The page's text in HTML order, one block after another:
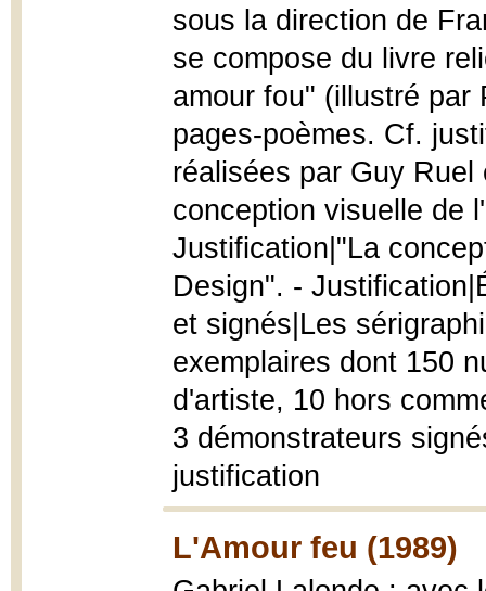
sous la direction de
se compose du livre
amour fou" (illustré par
pages-poèmes. Cf.
réalisées par Guy
conception visuelle de
Justification|"La
Design". -
et signés|Les
exemplaires dont 150
d'artiste, 10 hors
3 démonstrateurs
justification
L'Amour feu (1989)